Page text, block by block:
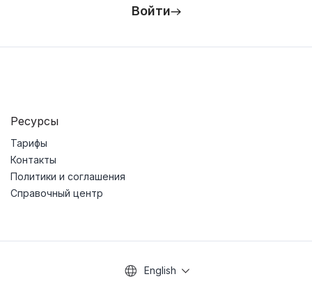
Войти
Ресурсы
Тарифы
Контакты
Политики и соглашения
Справочный центр
English